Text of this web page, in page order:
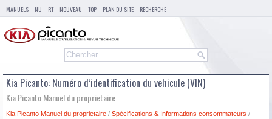
MANUELS NU RT NOUVEAU TOP PLAN DU SITE RECHERCHE
Kia Picanto: Numéro d’identification du vehicule (VIN)
Kia Picanto Manuel du proprietaire
Kia Picanto Manuel du proprietaire / Spécifications & Informations consommateurs /